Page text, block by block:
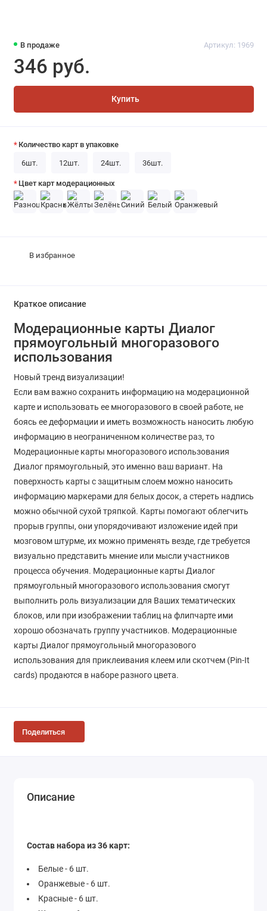
В продаже Артикул: 1969
346 руб.
Купить
В избранное
Количество карт в упаковке
6шт. 12шт. 24шт. 36шт.
Цвет карт модерационных
Краткое описание
Модерационные карты Диалог
прямоугольный многоразового
использования
Новый тренд визуализации!
Если вам важно сохранить информацию на модерационной
карте и использовать ее многоразового в своей работе, не
боясь ее деформации и иметь возможность наносить любую
информацию в неограниченном количестве раз, то
Модерационные карты многоразового использования
Диалог прямоугольный, это именно ваш вариант. На
поверхность карты с защитным слоем можно наносить
информацию маркерами для белых досок, а стереть надпись
можно обычной сухой тряпкой. Карты помогают облегчить
прорыв группы, они упорядочивают изложение идей при
мозговом штурме, их можно применять везде, где требуется
визуально представить мнение или мысли участников
процесса обучения. Модерационные карты Диалог
прямоугольный многоразового использования смогут
выполнить роль визуализации для Ваших тематических
блоков, или при изображении таблиц на флипчарте ими
хорошо обозначать группу участников. Модерационные
карты Диалог прямоугольный многоразового
использования для приклеивания клеем или скотчем (Pin-It
cards) продаются в наборе разного цвета.
Поделиться
Описание
Состав набора из 36 карт:
Белые - 6 шт.
Оранжевые - 6 шт.
Красные - 6 шт.